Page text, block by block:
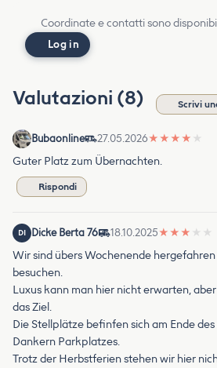
Coordinate e contatti sono
Log in
Valutazioni (8) Scrivi
Bubaonline 27.05.2026★ ★ ★ ★ ★
Guter Platz zum Übernachten.
Rispondi
DI Dicke Berta 76 18.10.2025★ ★ ★ ★ ★
Wir sind übers Wochenende
besuchen.
Luxus kann man hier nicht erwarten,
das Ziel.
Die Stellplätze befinfen sich am Ende
Dankern Parkplatzes.
Trotz der Herbstferien stehen wir hier